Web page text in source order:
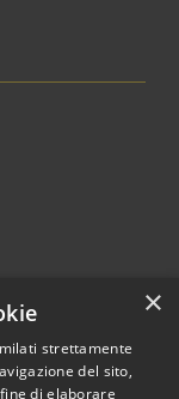
×
strettamente
del sito,
di elaborare